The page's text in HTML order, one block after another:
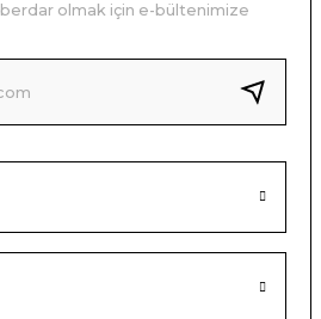
olmak için e-bültenimize